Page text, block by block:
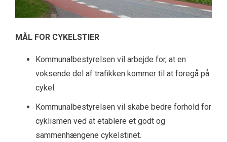
MÅL FOR CYKELSTIER
Kommunalbestyrelsen vil arbejde for, at en
voksende del af trafikken kommer til at foregå på
cykel.
Kommunalbestyrelsen vil skabe bedre forhold for
cyklismen ved at etablere et godt og
sammenhængene cykelstinet.